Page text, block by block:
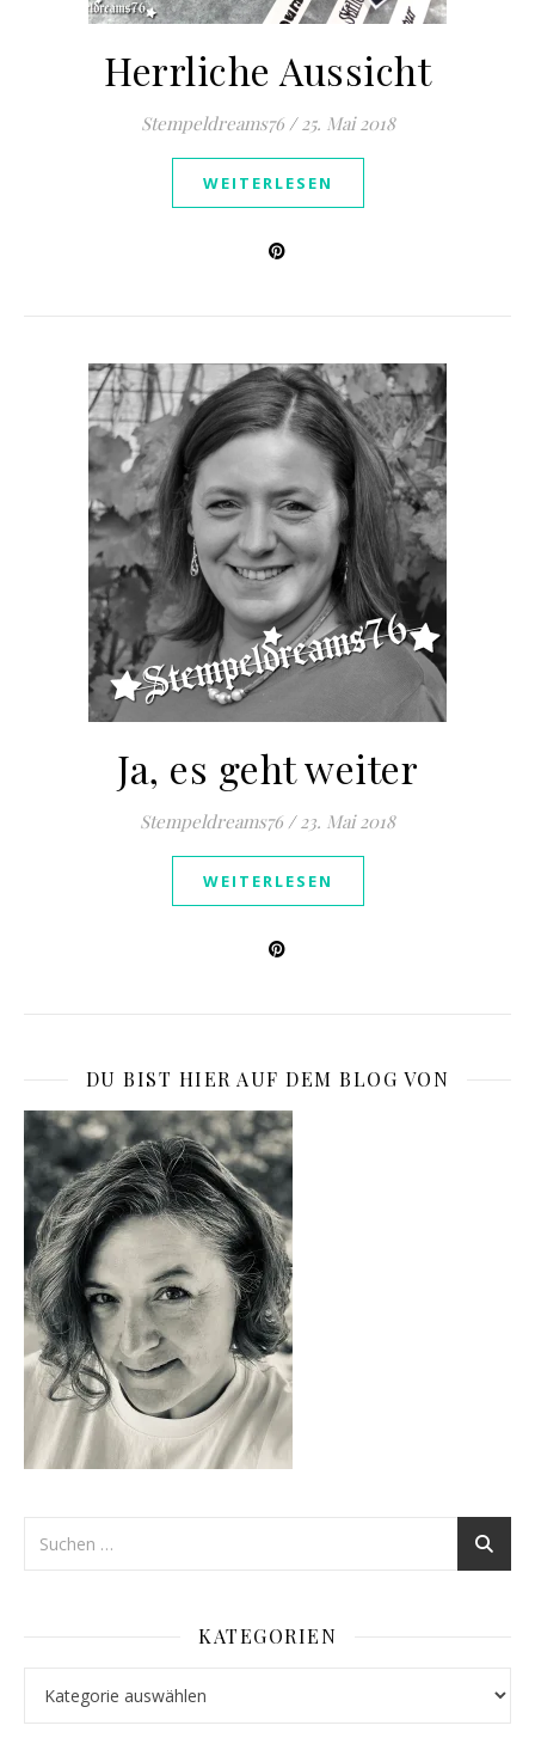
Herrliche Aussicht
Stempeldreams76 / 25. Mai 2018
WEITERLESEN
Ja, es geht weiter
Stempeldreams76 / 23. Mai 2018
WEITERLESEN
DU BIST HIER AUF DEM BLOG VON
KATEGORIEN